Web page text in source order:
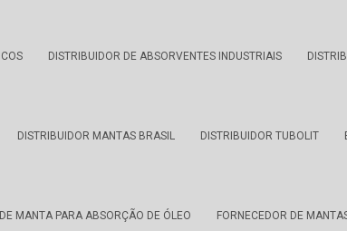
DISTRIBUIDOR DE ABSORVENTES INDUSTRIAIS
DISTRIBUIDOR MANTAS BRASIL DISTRIBUIDOR TUBOLIT
MANTA PARA ABSORÇÃO DE ÓLEO FORNECEDOR DE